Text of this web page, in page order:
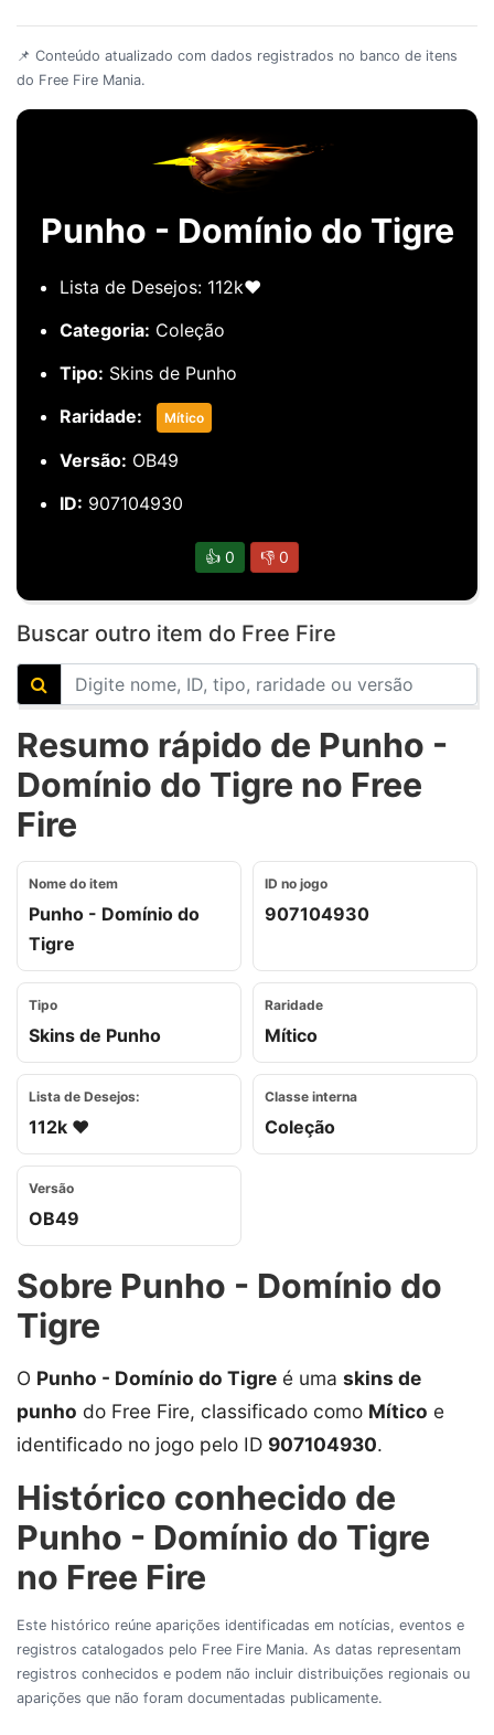
📌 Conteúdo atualizado com dados registrados no banco de itens
do Free Fire Mania.
Punho - Domínio do Tigre
Lista de Desejos: 112k❤️
Categoria: Coleção
Tipo: Skins de Punho
Raridade:
Mítico
Versão: OB49
ID: 907104930
👍 0 👎 0
Buscar outro item do Free Fire
Resumo rápido de Punho -
Domínio do Tigre no Free
Fire
Nome do item
Punho - Domínio do
Tigre
ID no jogo
907104930
Tipo
Skins de Punho
Raridade
Mítico
Lista de Desejos:
112k ❤️
Classe interna
Coleção
Versão
OB49
Sobre Punho - Domínio do
Tigre
O Punho - Domínio do Tigre é uma skins de
punho do Free Fire, classificado como Mítico e
identificado no jogo pelo ID 907104930.
Histórico conhecido de
Punho - Domínio do Tigre
no Free Fire
Este histórico reúne aparições identificadas em notícias, eventos e
registros catalogados pelo Free Fire Mania. As datas representam
registros conhecidos e podem não incluir distribuições regionais ou
aparições que não foram documentadas publicamente.